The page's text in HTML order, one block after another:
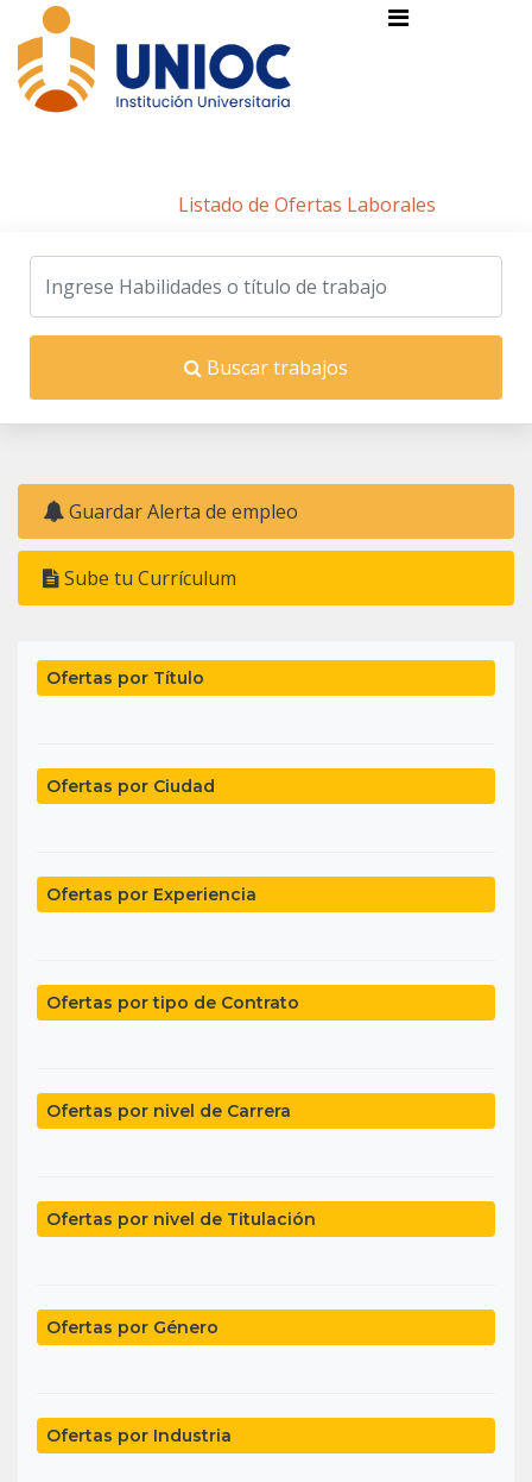
Listado de Ofertas Laborales
Buscar trabajos
Guardar Alerta de empleo
Sube tu Currículum
Ofertas por Título
Ofertas por Ciudad
Ofertas por Experiencia
Ofertas por tipo de Contrato
Ofertas por nivel de Carrera
Ofertas por nivel de Titulación
Ofertas por Género
Ofertas por Industria